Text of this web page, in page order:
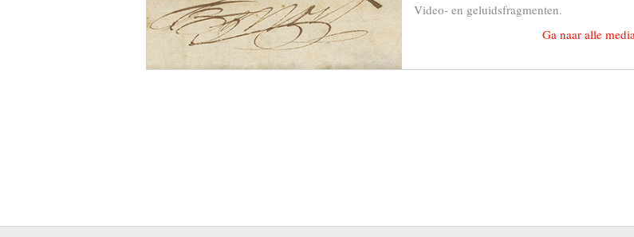
Video- en geluidsfragmenten.
Ga naar alle